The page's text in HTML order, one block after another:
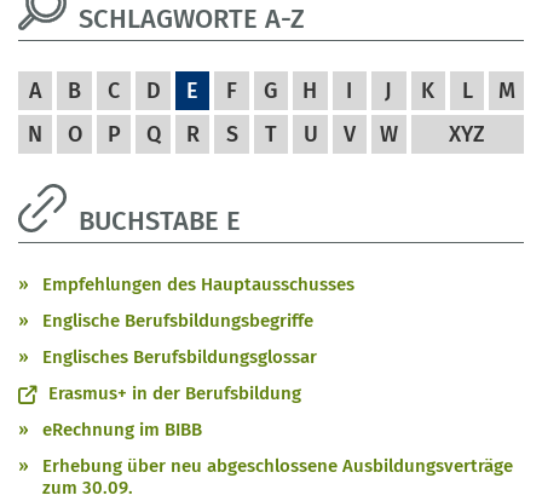
SCHLAGWORTE A-Z
A B C D E F G H I J K L
M
N
O P Q R S T U V W XYZ
BUCHSTABE E
Empfehlungen des Hauptausschusses
Englische Berufsbildungsbegriffe
Englisches Berufsbildungsglossar
Erasmus+ in der Berufsbildung
eRechnung im BIBB
Erhebung über neu abgeschlossene Ausbildungsverträge
zum 30.09.